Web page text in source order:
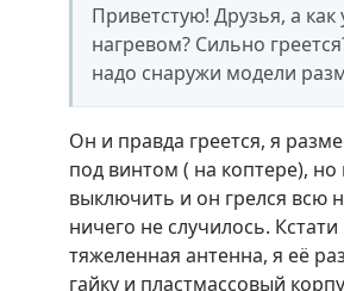
Приветстую! Друзья, а как
нагревом? Сильно
надо снаружи модели
Он и правда греется, я
под винтом ( на коптере), но
выключить и он грелся всю
ничего не случилось.
тяжеленная антенна, я её
гайку и пластмассовый